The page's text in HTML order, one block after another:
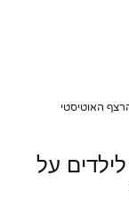
האוטיסטי
על